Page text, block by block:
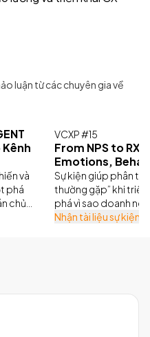
luận từ các chuyên gia về
và
phá
chủ
VCXP #15
From NPS to
Emotions,
Sự kiện giúp phân
thường gặp” khi triển
phá vì sao doanh
thay thế NPS truyền
Nhận tài liệu sự kiện